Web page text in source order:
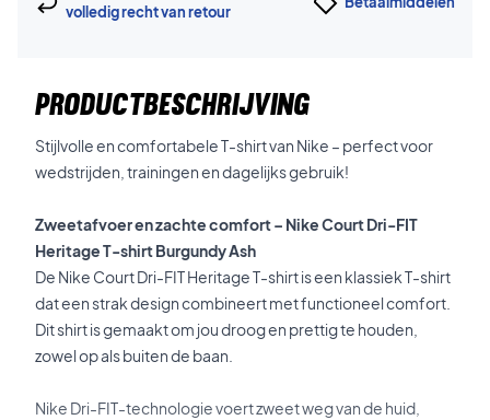
volledig recht van retour
PRODUCTBESCHRIJVING
Stijlvolle en comfortabele T-shirt van Nike – perfect voor
wedstrijden, trainingen en dagelijks gebruik!
Zweetafvoer en zachte comfort – Nike Court Dri-FIT
Heritage T-shirt Burgundy Ash
De Nike Court Dri-FIT Heritage T-shirt is een klassiek T-shirt
dat een strak design combineert met functioneel comfort.
Dit shirt is gemaakt om jou droog en prettig te houden,
zowel op als buiten de baan.
Nike Dri-FIT-technologie voert zweet weg van de huid,